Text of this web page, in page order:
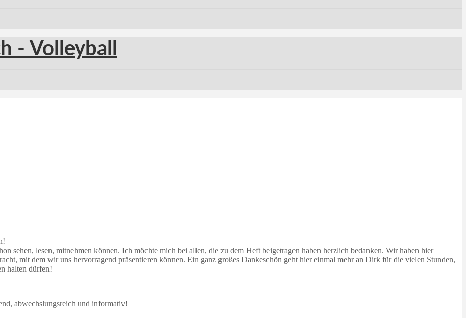
sehen, lesen, mitnehmen können. Ich möchte mich bei allen, die zu dem Heft beigetragen haben herzlich bedanken. Wir haben hier
mit dem wir uns hervorragend präsentieren können. Ein ganz großes Dankeschön geht hier einmal mehr an Dirk für die vielen Stunden,
halten dürfen!
abwechslungsreich und informativ!